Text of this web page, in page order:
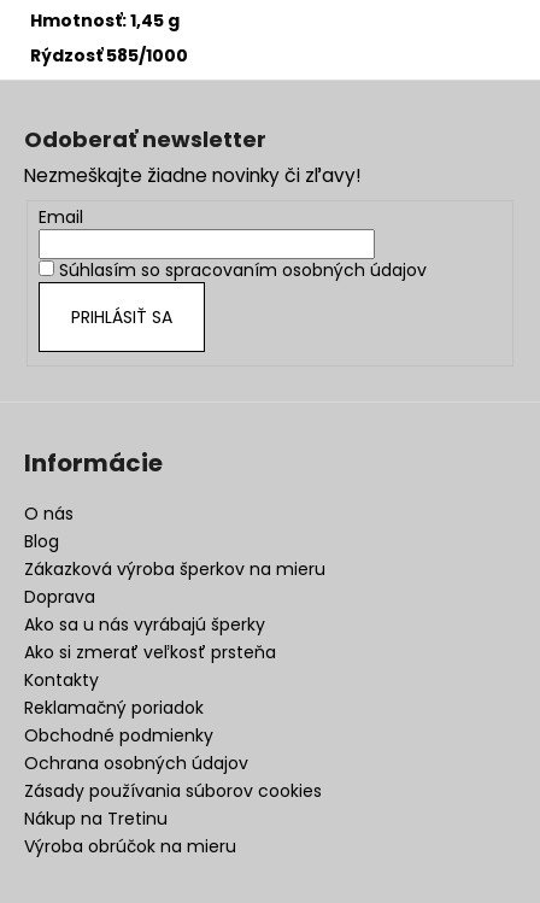
Hmotnosť: 1,45 g
Rýdzosť 585/1000
Odoberať newsletter
Nezmeškajte žiadne novinky či zľavy!
Email
Súhlasím so spracovaním osobných údajov
PRIHLÁSIŤ SA
Informácie
O nás
Blog
Zákazková výroba šperkov na mieru
Doprava
Ako sa u nás vyrábajú šperky
Ako si zmerať veľkosť prsteňa
Kontakty
Reklamačný poriadok
Obchodné podmienky
Ochrana osobných údajov
Zásady používania súborov cookies
Nákup na Tretinu
Výroba obrúčok na mieru